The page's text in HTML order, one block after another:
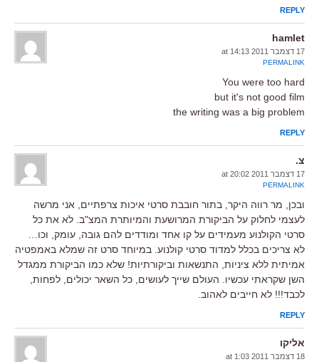
REPLY
hamlet
17 דצמבר 2011 at 14:13
PERMALINK
You were too hard
but it's not good film
the writing was a big problem
REPLY
צ.
17 דצמבר 2011 at 20:02
PERMALINK
ובכן, מר רווה היקר, בתור חובבת סרטי איכות צרפתיים, אני מרשה
לעצמי לחלוק על הביקורת המרושעת והמיותרת המצ"ב. לא את כל
סרטי הקולנוע מעמידים על קו אחד ומודדים להם גובה, עומק, וכו…
לא צריכים בכלל למדוד סרטי קולנוע. במיוחד סרט זה שמלא באמפטיה
אמיתית ללא ציניות, התנשאות וביקורתיות! שלא כמו הביקורת ממגדל
השן שקראתי עכשיו. העולם שייך לעושים, כל השאר יכולים, לפחות,
לכבד!!! לא חייבים לאהוב.
REPLY
אליקו
18 דצמבר 2011 at 1:03